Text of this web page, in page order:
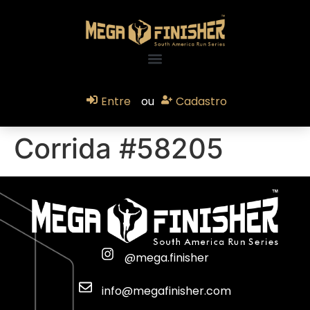
Entre ou Cadastro
Corrida #58205
@mega.finisher
info@megafinisher.com